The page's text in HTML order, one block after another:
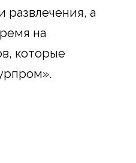
развлечения, а
на
которые